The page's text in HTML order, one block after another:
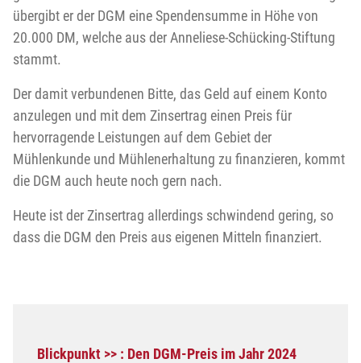
übergibt er der DGM eine Spendensumme in Höhe von
20.000 DM, welche aus der Anneliese-Schücking-Stiftung
stammt.
Der damit verbundenen Bitte, das Geld auf einem Konto
anzulegen und mit dem Zinsertrag einen Preis für
hervorragende Leistungen auf dem Gebiet der
Mühlenkunde und Mühlenerhaltung zu finanzieren, kommt
die DGM auch heute noch gern nach.
Heute ist der Zinsertrag allerdings schwindend gering, so
dass die DGM den Preis aus eigenen Mitteln finanziert.
Blickpunkt >> : Den DGM-Preis im Jahr 2024